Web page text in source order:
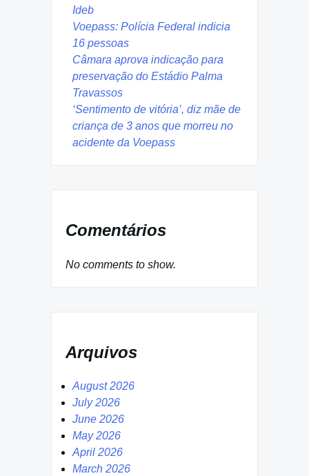
Ideb
Voepass: Polícia Federal indicia
16 pessoas
Câmara aprova indicação para
preservação do Estádio Palma
Travassos
‘Sentimento de vitória’, diz mãe de
criança de 3 anos que morreu no
acidente da Voepass
Comentários
No comments to show.
Arquivos
August 2026
July 2026
June 2026
May 2026
April 2026
March 2026